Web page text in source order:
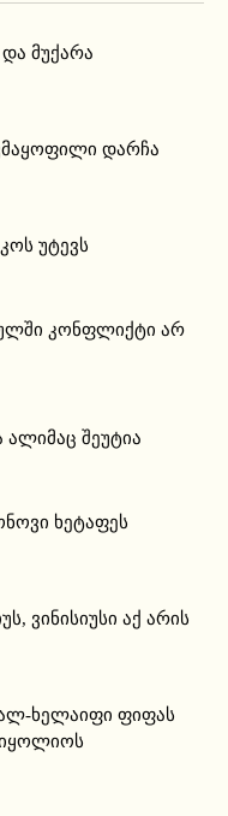
მუქარა
დარჩა
უტევს
კონფლიქტი არ
ალიმაც შეუტია
ხეტაფეს
ვინისიუსი აქ არის
ალ-ხელაიფი ფიფას